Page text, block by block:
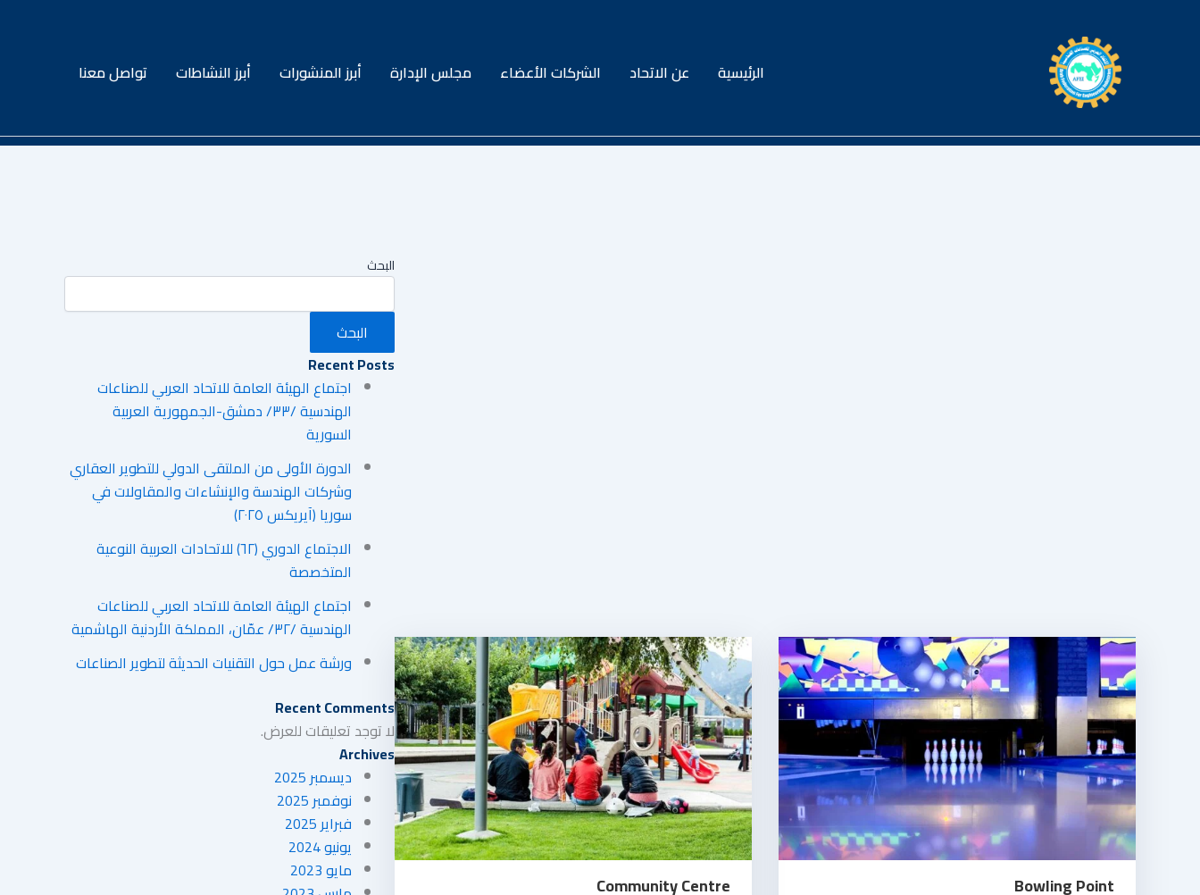
الرئيسية عن الاتحاد الشركات الأعضاء مجلس الإدارة أبرز المنشورات أبرز النشاطات تواصل معنا
Bowling Point
Community Centre
البحث
البحث
Recent Posts
اجتماع الهيئة العامة للاتحاد العربي للصناعات
الهندسية /٣٣/ دمشق-الجمهورية العربية
السورية
الدورة الأولى من الملتقى الدولي للتطوير العقاري
وشركات الهندسة والإنشاءات والمقاولات في
سوريا (آيريكس ٢٠٢٥)
الاجتماع الدوري (٦٢) للاتحادات العربية النوعية
المتخصصة
اجتماع الهيئة العامة للاتحاد العربي للصناعات
الهندسية /٣٢/ عمّان، المملكة الأردنية الهاشمية
ورشة عمل حول التقنيات الحديثة لتطوير الصناعات
Recent Comments
لا توجد تعليقات للعرض.
Archives
ديسمبر 2025
نوفمبر 2025
فبراير 2025
يونيو 2024
مايو 2023